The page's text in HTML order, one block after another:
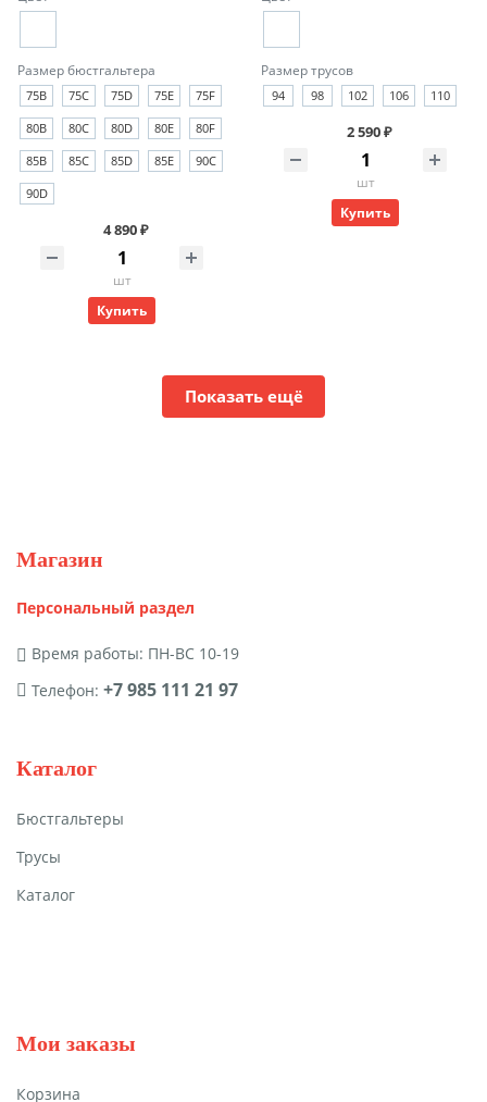
Размер бюстгальтера
75B 75C 75D 75E
75F
80B
80C 80D 80E
80F
85B
85C 85D 85E
90C
90D
4 890 ₽
шт
Купить
Размер трусов
94 98 102 106 110
2 590 ₽
шт
Купить
Показать ещё
Магазин
Персональный раздел
Время работы: ПН-ВС 10-19
Телефон: +7 985 111 21 97
Каталог
Бюстгальтеры
Трусы
Каталог
Мои заказы
Корзина